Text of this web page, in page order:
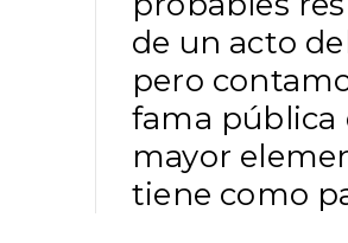
de un acto
pero
fama pública
mayor
tiene como